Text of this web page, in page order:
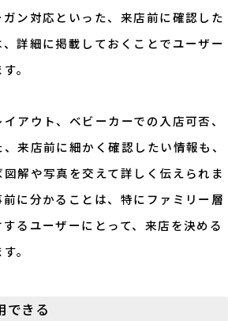
ン対応といった、来店前に確認した
詳細に掲載しておくことでユーザー
。
アウト、ベビーカーでの入店可否、
来店前に細かく確認したい情報も、
解や写真を交えて詳しく伝えられま
に分かることは、特にファミリー層
るユーザーにとって、来店を決める
。
できる